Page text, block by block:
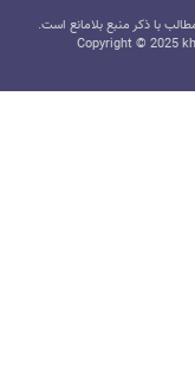
با ذکر منبع بلامانع است.
Copyright © 2025